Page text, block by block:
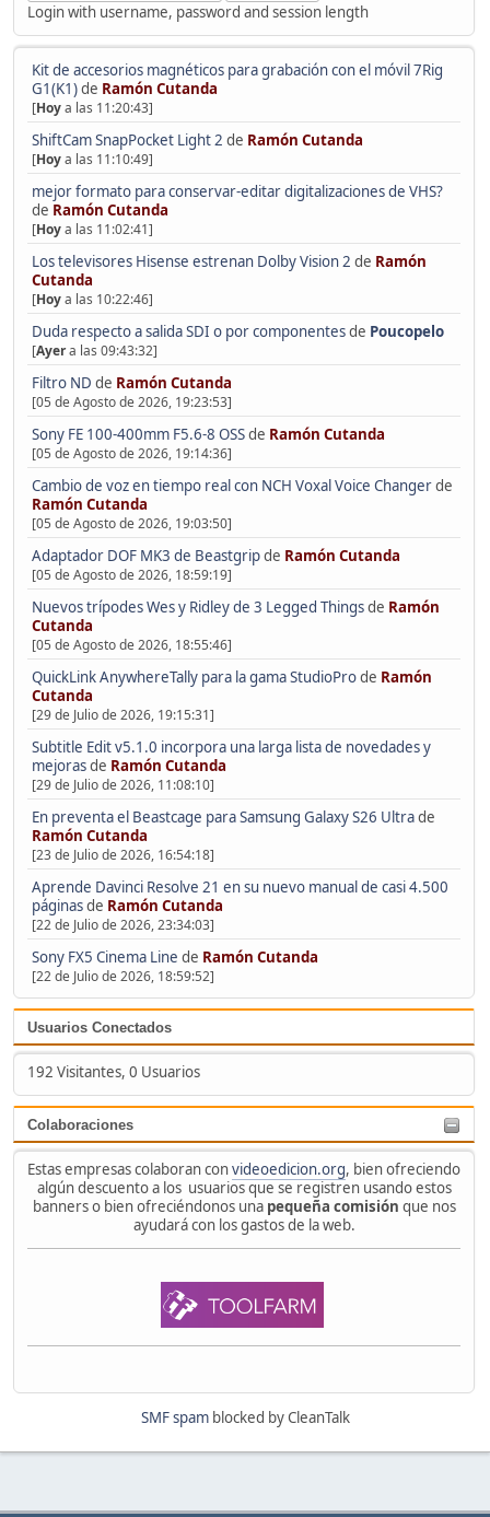
Login with username, password and session length
Kit de accesorios magnéticos para grabación con el móvil 7Rig
G1(K1)de Ramón Cutanda
[Hoya las 11:20:43]
ShiftCam SnapPocket Light 2 de Ramón Cutanda
[Hoya las 11:10:49]
mejor formato para conservar-editar digitalizaciones de VHS?
de Ramón Cutanda
[Hoya las 11:02:41]
Los televisores Hisense estrenan Dolby Vision 2 de Ramón
Cutanda
[Hoya las 10:22:46]
Duda respecto a salida SDI o por componentesde Poucopelo
[Ayera las 09:43:32]
Filtro ND de Ramón Cutanda
[05 de Agosto de 2026, 19:23:53]
Sony FE 100-400mm F5.6-8 OSSde Ramón Cutanda
[05 de Agosto de 2026, 19:14:36]
Cambio de voz en tiempo real con NCH Voxal Voice Changerde
Ramón Cutanda
[05 de Agosto de 2026, 19:03:50]
Adaptador DOF MK3 de Beastgripde Ramón Cutanda
[05 de Agosto de 2026, 18:59:19]
Nuevos trípodes Wes y Ridley de 3 Legged Thingsde Ramón
Cutanda
[05 de Agosto de 2026, 18:55:46]
QuickLink AnywhereTally para la gama StudioProde Ramón
Cutanda
[29 de Julio de 2026, 19:15:31]
Subtitle Edit v5.1.0 incorpora una larga lista de novedades y
mejorasde Ramón Cutanda
[29 de Julio de 2026, 11:08:10]
En preventa el Beastcage para Samsung Galaxy S26 Ultrade
Ramón Cutanda
[23 de Julio de 2026, 16:54:18]
Aprende Davinci Resolve 21 en su nuevo manual de casi 4.500
páginasde Ramón Cutanda
[22 de Julio de 2026, 23:34:03]
Sony FX5 Cinema Line de Ramón Cutanda
[22 de Julio de 2026, 18:59:52]
Usuarios Conectados
192 Visitantes, 0 Usuarios
Colaboraciones
Estas empresas colaboran convideoedicion.org, bien ofreciendo
algún descuento a los usuarios que se registren usando estos
banners o bien ofreciéndonos una pequeña comisión que nos
ayudará con los gastos de la web.
SMF spamblocked by CleanTalk